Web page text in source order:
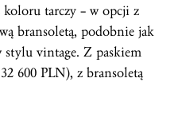
koloru tarczy – w opcji z
bransoletą, podobnie jak
stylu vintage. Z paskiem
600 PLN), z bransoletą